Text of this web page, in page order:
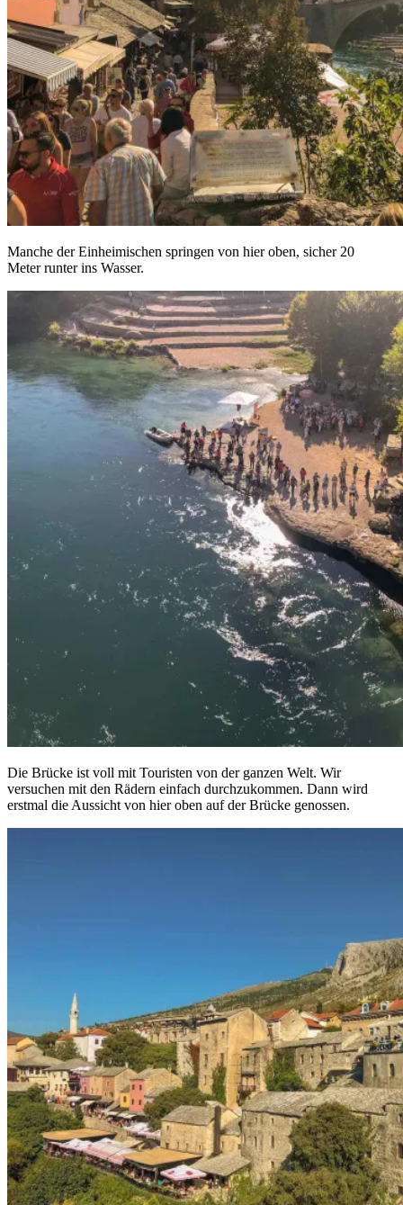
Manche der Einheimischen springen von hier oben, sicher 20
Meter runter ins Wasser.
Die Brücke ist voll mit Touristen von der ganzen Welt. Wir
versuchen mit den Rädern einfach durchzukommen. Dann wird
erstmal die Aussicht von hier oben auf der Brücke genossen.